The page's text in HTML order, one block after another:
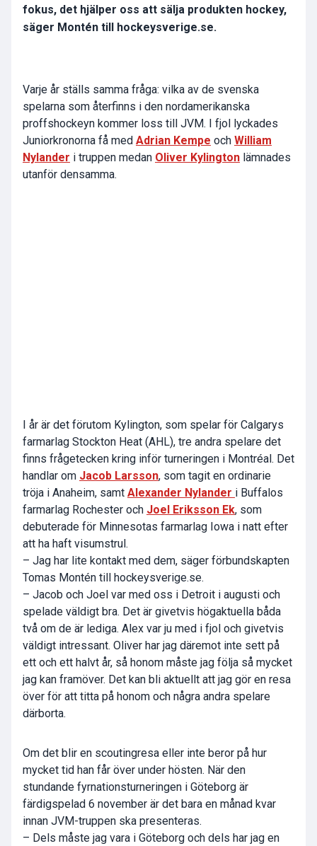
fokus, det hjälper oss att sälja produkten hockey,
säger Montén till hockeysverige.se.
Varje år ställs samma fråga: vilka av de svenska
spelarna som återfinns i den nordamerikanska
proffshockeyn kommer loss till JVM. I fjol lyckades
Juniorkronorna få med Adrian Kempe och William
Nylander i truppen medan Oliver Kylington lämnades
utanför densamma.
I år är det förutom Kylington, som spelar för Calgarys
farmarlag Stockton Heat (AHL), tre andra spelare det
finns frågetecken kring inför turneringen i Montréal. Det
handlar om Jacob Larsson, som tagit en ordinarie
tröja i Anaheim, samt Alexander Nylander i Buffalos
farmarlag Rochester och Joel Eriksson Ek, som
debuterade för Minnesotas farmarlag Iowa i natt efter
att ha haft visumstrul.
– Jag har lite kontakt med dem, säger förbundskapten
Tomas Montén till hockeysverige.se.
– Jacob och Joel var med oss i Detroit i augusti och
spelade väldigt bra. Det är givetvis högaktuella båda
två om de är lediga. Alex var ju med i fjol och givetvis
väldigt intressant. Oliver har jag däremot inte sett på
ett och ett halvt år, så honom måste jag följa så mycket
jag kan framöver. Det kan bli aktuellt att jag gör en resa
över för att titta på honom och några andra spelare
därborta.
Om det blir en scoutingresa eller inte beror på hur
mycket tid han får över under hösten. När den
stundande fyrnationsturneringen i Göteborg är
färdigspelad 6 november är det bara en månad kvar
innan JVM-truppen ska presenteras.
– Dels måste jag vara i Göteborg och dels har jag en